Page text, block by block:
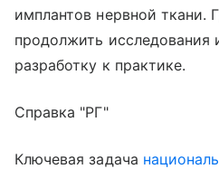
имплантов нервной ткани.
продолжить исследования
разработку к практике.
Справка "РГ"
Ключевая задача